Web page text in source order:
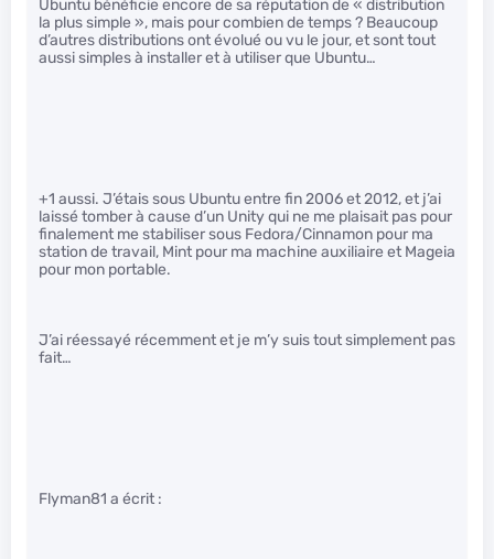
Ubuntu bénéficie encore de sa réputation de « distribution
la plus simple », mais pour combien de temps ? Beaucoup
d’autres distributions ont évolué ou vu le jour, et sont tout
aussi simples à installer et à utiliser que Ubuntu…
+1 aussi. J’étais sous Ubuntu entre fin 2006 et 2012, et j’ai
laissé tomber à cause d’un Unity qui ne me plaisait pas pour
finalement me stabiliser sous Fedora/Cinnamon pour ma
station de travail, Mint pour ma machine auxiliaire et Mageia
pour mon portable.
J’ai réessayé récemment et je m’y suis tout simplement pas
fait…
Flyman81 a écrit :